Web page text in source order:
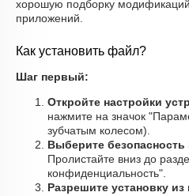
хорошую подборку
приложений.
Как установить файл?
Шаг первый:
Откройте настройки
нажмите на значок
зубчатым колесом).
Выберите
Пролистайте вниз до
конфиденциальность".
Разрешите установку